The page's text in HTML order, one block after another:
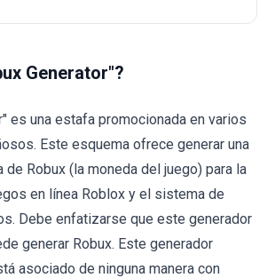
Generator"?
es una estafa promocionada en varios
Este esquema ofrece generar una
de Robux (la moneda del juego) para la
en línea Roblox y el sistema de
Debe enfatizarse que este generador
generar Robux. Este generador
asociado de ninguna manera con